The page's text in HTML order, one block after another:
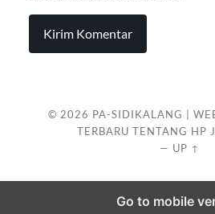
© 2026 PA-SIDIKALANG |
TERBARU TENTANG HP
— UP ↑
Go to mobile